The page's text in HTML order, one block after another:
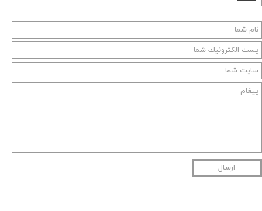
ارسال